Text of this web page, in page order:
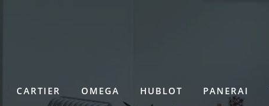
CARTIER OMEGA HUBLOT PANERAI